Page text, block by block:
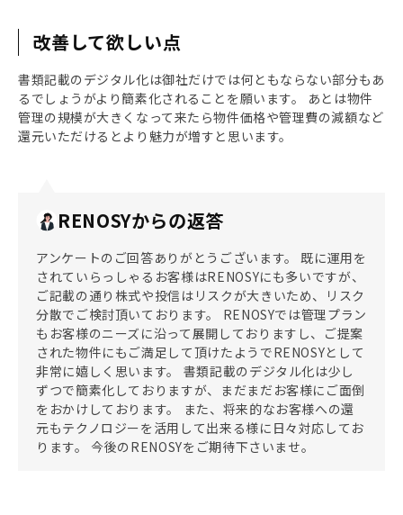
改善して欲しい点
書類記載のデジタル化は御社だけでは何ともならない部分もあ
るでしょうがより簡素化されることを願います。 あとは物件
管理の規模が大きくなって来たら物件価格や管理費の減額など
還元いただけるとより魅力が増すと思います。
RENOSYからの返答
アンケートのご回答ありがとうございます。 既に運用を
されていらっしゃるお客様はRENOSYにも多いですが、
ご記載の通り株式や投信はリスクが大きいため、リスク
分散でご検討頂いております。 RENOSYでは管理プラン
もお客様のニーズに沿って展開しておりますし、ご提案
された物件にもご満足して頂けたようでRENOSYとして
非常に嬉しく思います。 書類記載のデジタル化は少し
ずつで簡素化しておりますが、まだまだお客様にご面倒
をおかけしております。 また、将来的なお客様への還
元もテクノロジーを活用して出来る様に日々対応してお
ります。 今後のRENOSYをご期待下さいませ。